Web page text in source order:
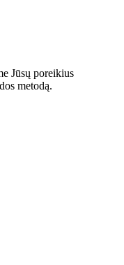
Jūsų poreikius
metodą.